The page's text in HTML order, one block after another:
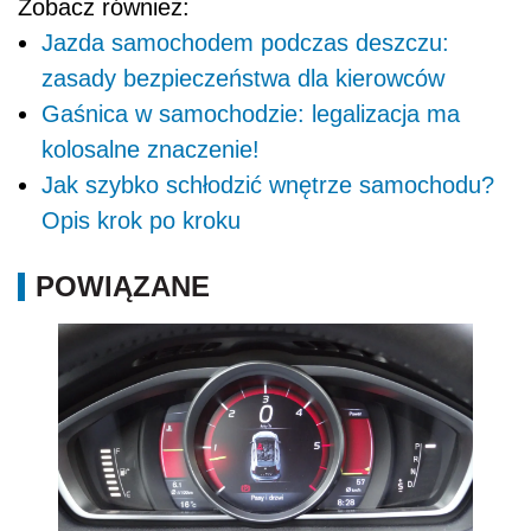
Zobacz również:
Jazda samochodem podczas deszczu:
zasady bezpieczeństwa dla kierowców
Gaśnica w samochodzie: legalizacja ma
kolosalne znaczenie!
Jak szybko schłodzić wnętrze samochodu?
Opis krok po kroku
POWIĄZANE